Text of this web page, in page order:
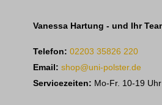
Vanessa Hartung - und Ihr
Telefon: 02203 35826 220
Email: shop@uni-polster.de
Servicezeiten: Mo-Fr. 10-19 Uhr